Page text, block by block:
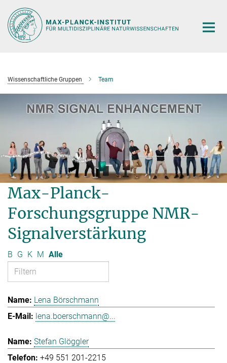
Hauptinhalt
Wissenschaftliche Gruppen Team
Max-Planck-
Forschungsgruppe NMR-
Signalverstärkung
B G K M Alle
Lena Börschmann
lena.boerschmann@...
Stefan Glöggler
+49 551 201-2215